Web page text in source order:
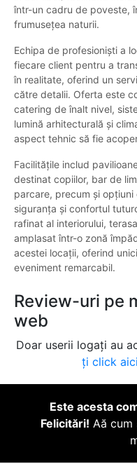
într-un cadru de poveste,
frumusețea naturii.
Echipa de profesioniști a
fiecare client pentru a
în realitate, oferind un
către detalii. Oferta este
catering de înalt nivel,
lumină arhitecturală și
aspect tehnic să fie
Facilitățile includ
destinat copiilor, bar de
parcare, precum și
siguranța și confortul
rafinat al interiorului,
amplasat într-o zonă
acestei locații, oferind
eveniment remarcabil.
Review-uri pe
web
Doar userii logați au
ți click
Este acesta
Felicitări! Aă cum